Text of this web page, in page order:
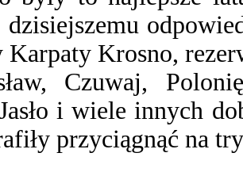
Karpaty Krosno,
Czuwaj,
i wiele innych
przyciągnąć na